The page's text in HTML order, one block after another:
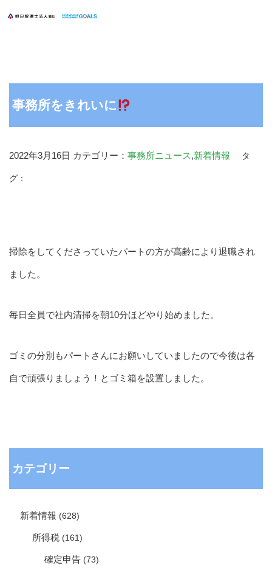
事務所をきれいに
2022年3月16日 カテゴリー： 事務所ニュース,新着情報 タ
グ：
掃除をしてくださっていたパートの方が高齢により退職され
ました。
毎日全員で社内清掃を朝10分ほどやり始めました。
ゴミの分別もパートさんにお願いしていましたので今後は各
自で頑張りましょう！とゴミ箱を設置しました。
カテゴリー
新着情報 (628)
所得税 (161)
確定申告 (73)